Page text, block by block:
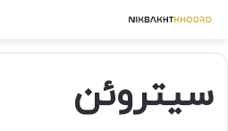
سیتروئن